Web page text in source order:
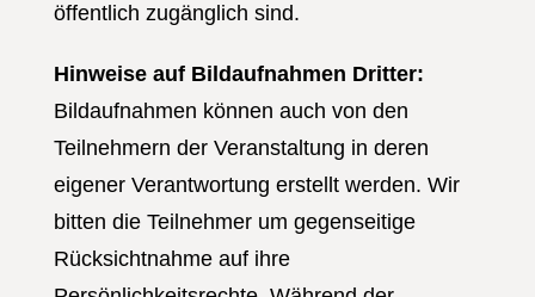
öffentlich zugänglich sind.
Hinweise auf Bildaufnahmen Dritter:
Bildaufnahmen können auch von den
Teilnehmern der Veranstaltung in deren
eigener Verantwortung erstellt werden. Wir
bitten die Teilnehmer um gegenseitige
Rücksichtnahme auf ihre